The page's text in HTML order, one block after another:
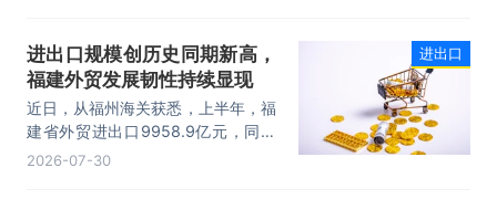
品为代表的高附加值产品出口占比显
著提升，成为外贸提质增效的核心引
擎，为加快建设贸易强国注入了强劲
动力。
进出口规模创历史同期新高，
福建外贸发展韧性持续显现
近日，从福州海关获悉，上半年，福
建省外贸进出口9958.9亿元，同比
增长8.2%。其中，出口5740.1亿
2026-07-30
进出口